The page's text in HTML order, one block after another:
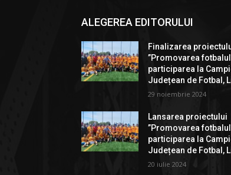
ALEGEREA EDITORULUI
Finalizarea
”Promovarea
participarea la
Județean de Fotbal,
29 noiembrie 2024
Lansarea proiectului
”Promovarea
participarea la
Județean de Fotbal,
20 iulie 2024